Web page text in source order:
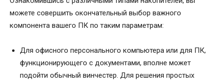
можете совершить окончательный выбор важного
компонента вашего ПК по таким параметрам:
Для офисного персонального компьютера или для ПК,
функционирующего с документами, вполне может
подойти обычный винчестер. Для решения простых